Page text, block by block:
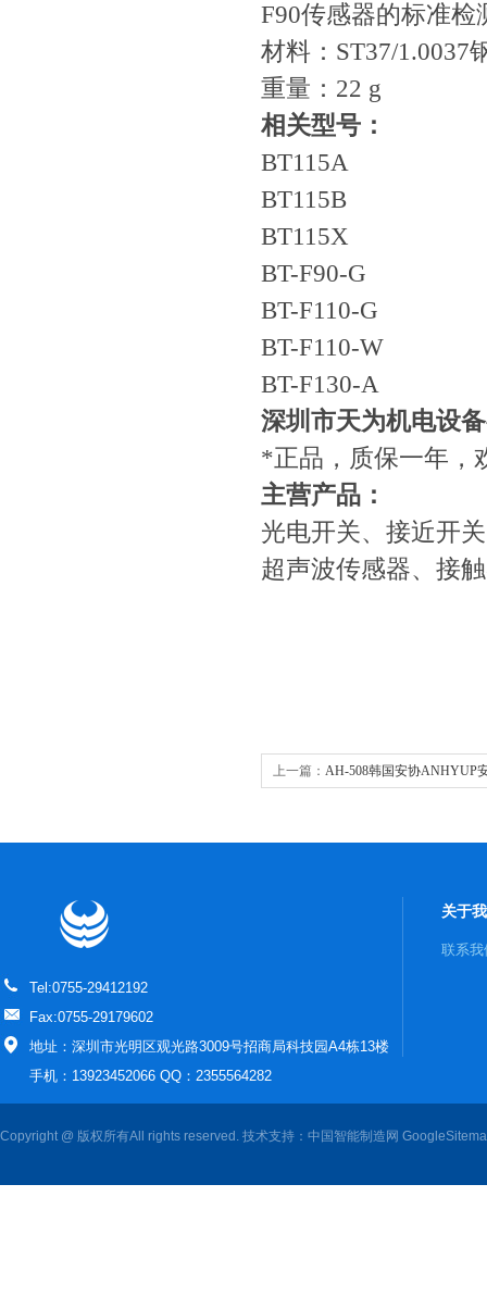
F90传感器的标准
材料：ST37/1.0037
重量：22 g
相关型号：
BT115A
BT115B
BT115X
BT-F90-G
BT-F110-G
BT-F110-W
BT-F130-A
深圳市天为机电设
*正品，质保一年，
​主营产品：
光电开关、接近开
超声波传感器、接
上一篇： AH-508韩国安协ANHYUP
Tel:0755-29412192
Fax:0755-29179602
地址：深圳市光明区观光路3009号招商局科技园A4栋13楼
手机：13923452066 QQ：2355564282
关于
联系我
Copyright @ 版权所有All rights reserved. 技术支持： 中国智能制造网